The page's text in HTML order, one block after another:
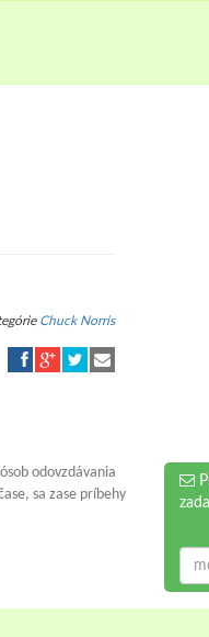
Chuck Norris
odovzdávania
sa zase príbehy